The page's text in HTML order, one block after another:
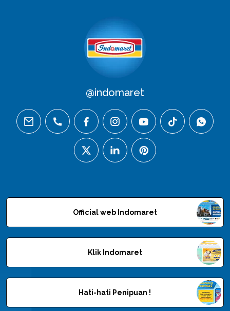
@indomaret
email phone facebookinstagramyoutubetiktok
twitter linkedinpinterest
Official web Indomaret
Klik Indomaret
Hati-hati Penipuan !